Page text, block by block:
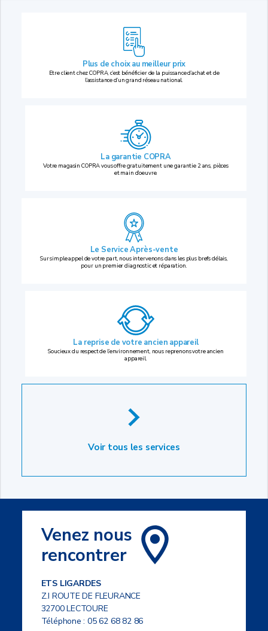
Plus de choix au meilleur prix
Etre client chez COPRA, c’est bénéficier de la puissance d’achat et de
l’assistance d’un grand réseau national.
La garantie COPRA
Votre magasin COPRA vous offre gratuitement une garantie 2 ans, pièces
et main d’oeuvre.
Le Service Après-vente
Sur simple appel de votre part, nous intervenons dans les plus brefs délais,
pour un premier diagnostic et réparation.
La reprise de votre ancien appareil
Soucieux du respect de l’environnement, nous reprenons votre ancien
appareil.
Voir tous les services
Venez nous
rencontrer
ETS LIGARDES
Z.I ROUTE DE FLEURANCE
32700 LECTOURE
Téléphone :05 62 68 82 86